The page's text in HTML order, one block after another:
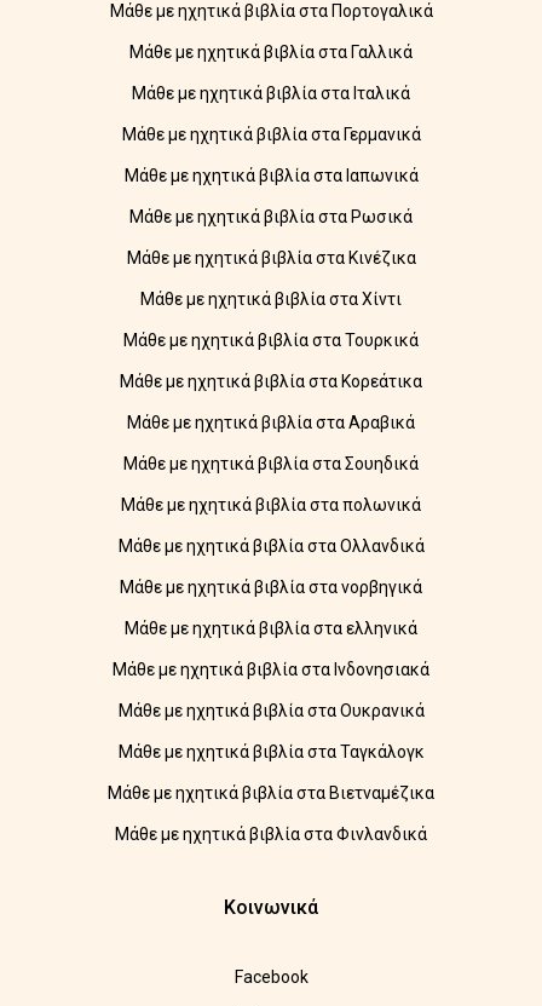
Μάθε με ηχητικά βιβλία στα Πορτογαλικά
Μάθε με ηχητικά βιβλία στα Γαλλικά
Μάθε με ηχητικά βιβλία στα Ιταλικά
Μάθε με ηχητικά βιβλία στα Γερμανικά
Μάθε με ηχητικά βιβλία στα Ιαπωνικά
Μάθε με ηχητικά βιβλία στα Ρωσικά
Μάθε με ηχητικά βιβλία στα Κινέζικα
Μάθε με ηχητικά βιβλία στα Χίντι
Μάθε με ηχητικά βιβλία στα Τουρκικά
Μάθε με ηχητικά βιβλία στα Κορεάτικα
Μάθε με ηχητικά βιβλία στα Αραβικά
Μάθε με ηχητικά βιβλία στα Σουηδικά
Μάθε με ηχητικά βιβλία στα πολωνικά
Μάθε με ηχητικά βιβλία στα Ολλανδικά
Μάθε με ηχητικά βιβλία στα νορβηγικά
Μάθε με ηχητικά βιβλία στα ελληνικά
Μάθε με ηχητικά βιβλία στα Ινδονησιακά
Μάθε με ηχητικά βιβλία στα Ουκρανικά
Μάθε με ηχητικά βιβλία στα Ταγκάλογκ
Μάθε με ηχητικά βιβλία στα Βιετναμέζικα
Μάθε με ηχητικά βιβλία στα Φινλανδικά
Κοινωνικά
Facebook